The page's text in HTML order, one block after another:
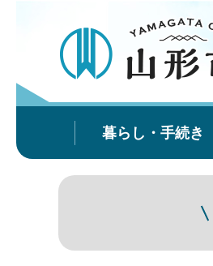
暮らし・手続き